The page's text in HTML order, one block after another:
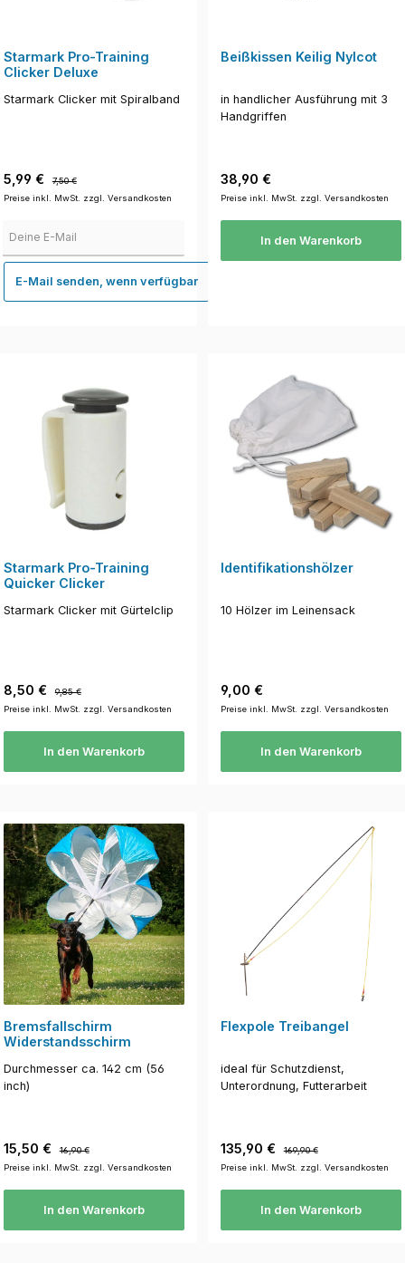
Starmark Pro-Training
Clicker Deluxe
Starmark Clicker mit Spiralband
Verkaufspreis:
5,99 €
7,50 €
Preise inkl. MwSt. zzgl. Versandkosten
E-Mail senden, wenn verfügbar
Beißkissen Keilig Nylcot
in handlicher Ausführung mit 3
Handgriffen
Regulärer Preis:
38,90 €
Preise inkl. MwSt. zzgl. Versandkosten
In den Warenkorb
Starmark Pro-Training
Quicker Clicker
Starmark Clicker mit Gürtelclip
Verkaufspreis:
8,50 €
9,85 €
Preise inkl. MwSt. zzgl. Versandkosten
In den Warenkorb
Identifikationshölzer
10 Hölzer im Leinensack
Regulärer Preis:
9,00 €
Preise inkl. MwSt. zzgl. Versandkosten
In den Warenkorb
Bremsfallschirm
Widerstandsschirm
Durchmesser ca. 142 cm (56
inch)
Verkaufspreis:
15,50 €
16,90 €
Preise inkl. MwSt. zzgl. Versandkosten
In den Warenkorb
Flexpole Treibangel
ideal für Schutzdienst,
Unterordnung, Futterarbeit
Verkaufspreis:
135,90 €
169,90 €
Preise inkl. MwSt. zzgl. Versandkosten
In den Warenkorb